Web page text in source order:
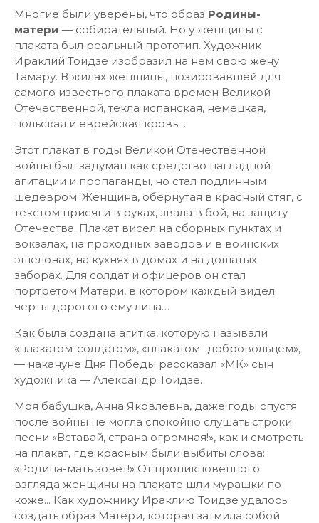
Многие были уверены, что образ Родины-
матери — собирательный. Но у женщины с
плаката был реальный прототип. Художник
Ираклий Тоидзе изобразил на нем свою жену
Тамару. В жилах женщины, позировавшей для
самого известного плаката времен Великой
Отечественной, текла испанская, немецкая,
польская и еврейская кровь…
Этот плакат в годы Великой Отечественной
войны был задуман как средство наглядной
агитации и пропаганды, но стал подлинным
шедевром. Женщина, обернутая в красный стяг, с
текстом присяги в руках, звала в бой, на защиту
Отечества. Плакат висел на сборных пунктах и
вокзалах, на проходных заводов и в воинских
эшелонах, на кухнях в домах и на дощатых
заборах. Для солдат и офицеров он стал
портретом Матери, в котором каждый видел
черты дорогого ему лица…
Как была создана агитка, которую называли
«плакатом-солдатом», «плакатом- добровольцем»,
— накануне Дня Победы рассказал «МК» сын
художника — Александр Тоидзе.
Моя бабушка, Анна Яковлевна, даже годы спустя
после войны не могла спокойно слушать строки
песни «Вставай, страна огромная!», как и смотреть
на плакат, где красным были выбиты слова:
«Родина-мать зовет!» От проникновенного
взгляда женщины на плакате шли мурашки по
коже... Как художнику Ираклию Тоидзе удалось
создать образ Матери, которая затмила собой